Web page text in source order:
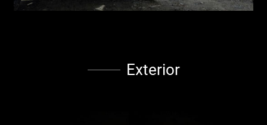
Exterior